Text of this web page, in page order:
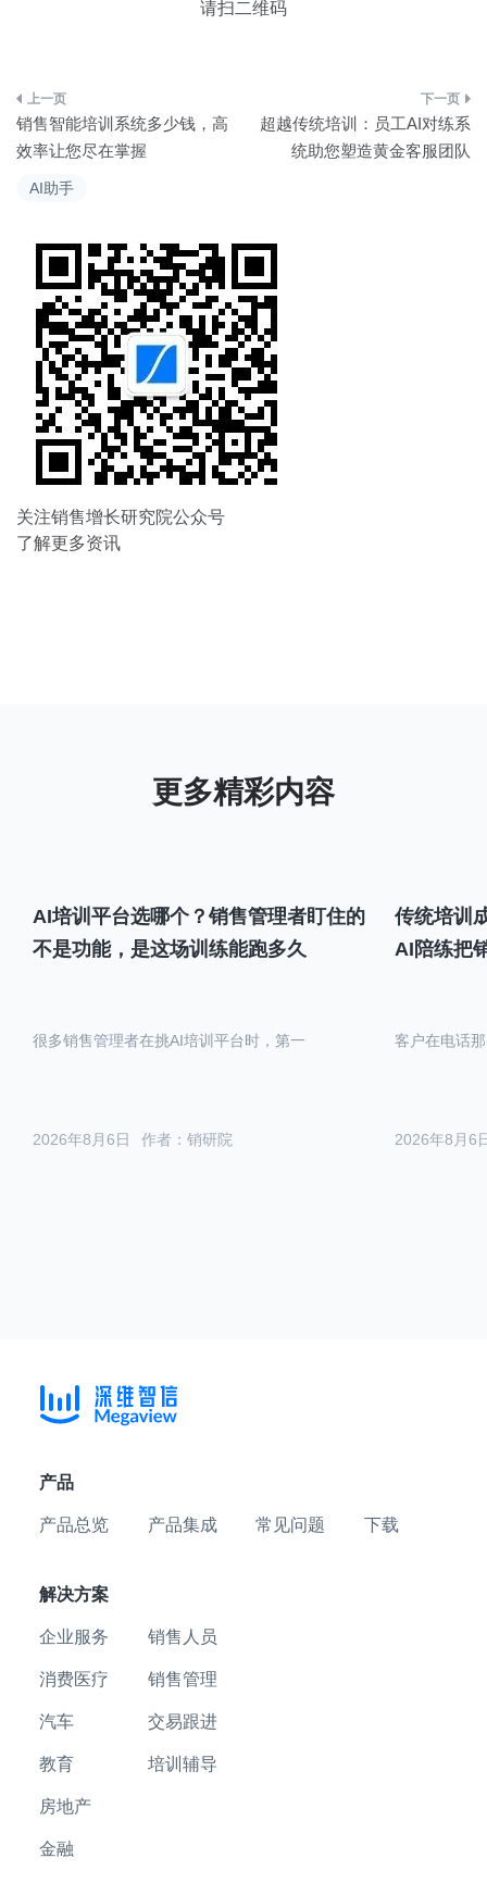
AI助手
请扫二维码
文
章
导
航
销售智能培训系统多少钱，高
效率让您尽在掌握
超越传统培训：员工AI对练系
统助您塑造黄金客服团队
关注销售增长研究院公众号
了解更多资讯
AI培训平台选哪个？销售管理者盯住的
不是功能，是这场训练能跑多久
作者：销研院
2026年8月6日
很多销售管理者在挑AI培训平台时，第一
传统培训
AI陪练把
2026年8月6
客户在电话
产品
产品总览 产品集成 常见问题 下载
解决方案
企业服务
消费医疗
汽车
教育
房地产
金融
销售人员
销售管理
交易跟进
培训辅导